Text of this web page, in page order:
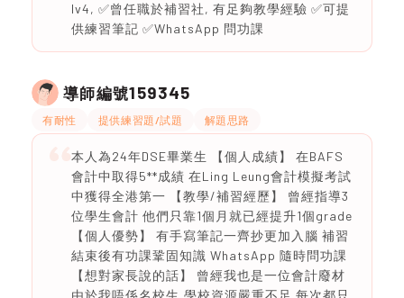
lv4, ✅曾任職於補習社, 有足夠教學經驗 ✅可提
供練習筆記 ✅WhatsApp 問功課
導師編號159345
有耐性 提供練習題/試題 解題思路
本人為24年DSE畢業生 【個人成績】 在BAFS
會計中取得5**成績 在Ling Leung會計模擬考試
中獲得全港第一 【教學/補習經歷】 曾經指導3
位學生會計 他們只靠1個月就已經提升1個grade
【個人優勢】 有手寫筆記一齊抄更加入腦 補習
結束後有功課鞏固知識 WhatsApp 隨時問功課
【想對家長說的話】 曾經我也是一位會計廢材
由於我唔係名校生,學校資源嚴重不足 每次都只